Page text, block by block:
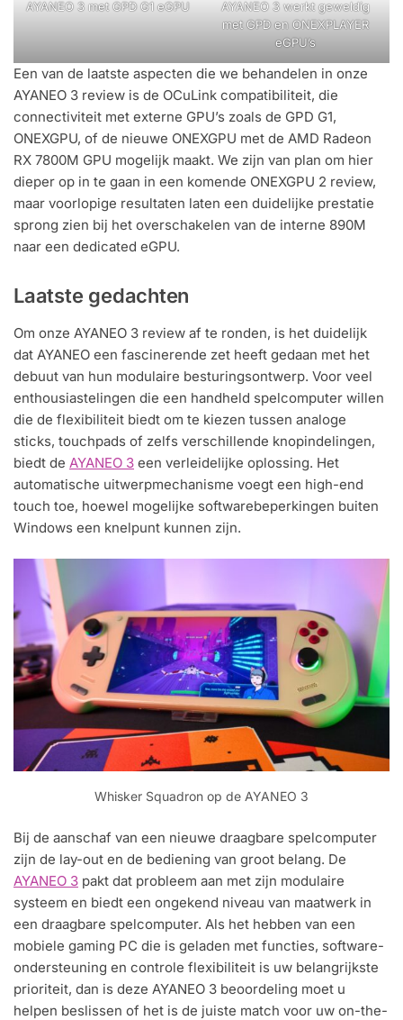
AYANEO 3 met GPD G1 eGPU
AYANEO 3 werkt geweldig
met GPD en ONEXPLAYER
eGPU’s
Een van de laatste aspecten die we behandelen in onze
AYANEO 3 review is de OCuLink compatibiliteit, die
connectiviteit met externe GPU’s zoals de GPD G1,
ONEXGPU, of de nieuwe ONEXGPU met de AMD Radeon
RX 7800M GPU mogelijk maakt. We zijn van plan om hier
dieper op in te gaan in een komende ONEXGPU 2 review,
maar voorlopige resultaten laten een duidelijke prestatie
sprong zien bij het overschakelen van de interne 890M
naar een dedicated eGPU.
Laatste gedachten
Om onze AYANEO 3 review af te ronden, is het duidelijk
dat AYANEO een fascinerende zet heeft gedaan met het
debuut van hun modulaire besturingsontwerp. Voor veel
enthousiastelingen die een handheld spelcomputer willen
die de flexibiliteit biedt om te kiezen tussen analoge
sticks, touchpads of zelfs verschillende knopindelingen,
biedt de AYANEO 3 een verleidelijke oplossing. Het
automatische uitwerpmechanisme voegt een high-end
touch toe, hoewel mogelijke softwarebeperkingen buiten
Windows een knelpunt kunnen zijn.
Whisker Squadron op de AYANEO 3
Bij de aanschaf van een nieuwe draagbare spelcomputer
zijn de lay-out en de bediening van groot belang. De
AYANEO 3 pakt dat probleem aan met zijn modulaire
systeem en biedt een ongekend niveau van maatwerk in
een draagbare spelcomputer. Als het hebben van een
mobiele gaming PC die is geladen met functies, software-
ondersteuning en controle flexibiliteit is uw belangrijkste
prioriteit, dan is deze AYANEO 3 beoordeling moet u
helpen beslissen of het is de juiste match voor uw on-the-